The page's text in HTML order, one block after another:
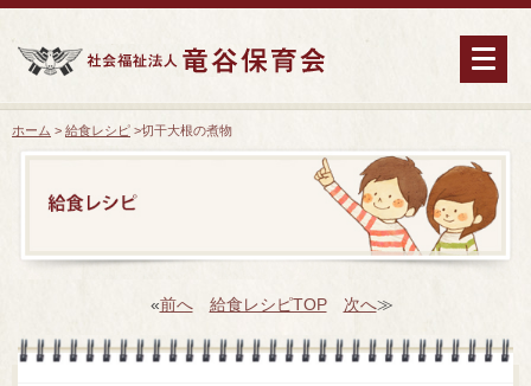
ホーム > 給食レシピ >切干大根の煮物
«前へ 給食レシピTOP 次へ≫